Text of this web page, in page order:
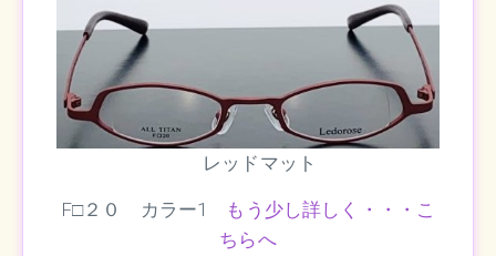
レッドマット
F□２０ カラー1
もう少し詳しく・・・こ
ちらへ